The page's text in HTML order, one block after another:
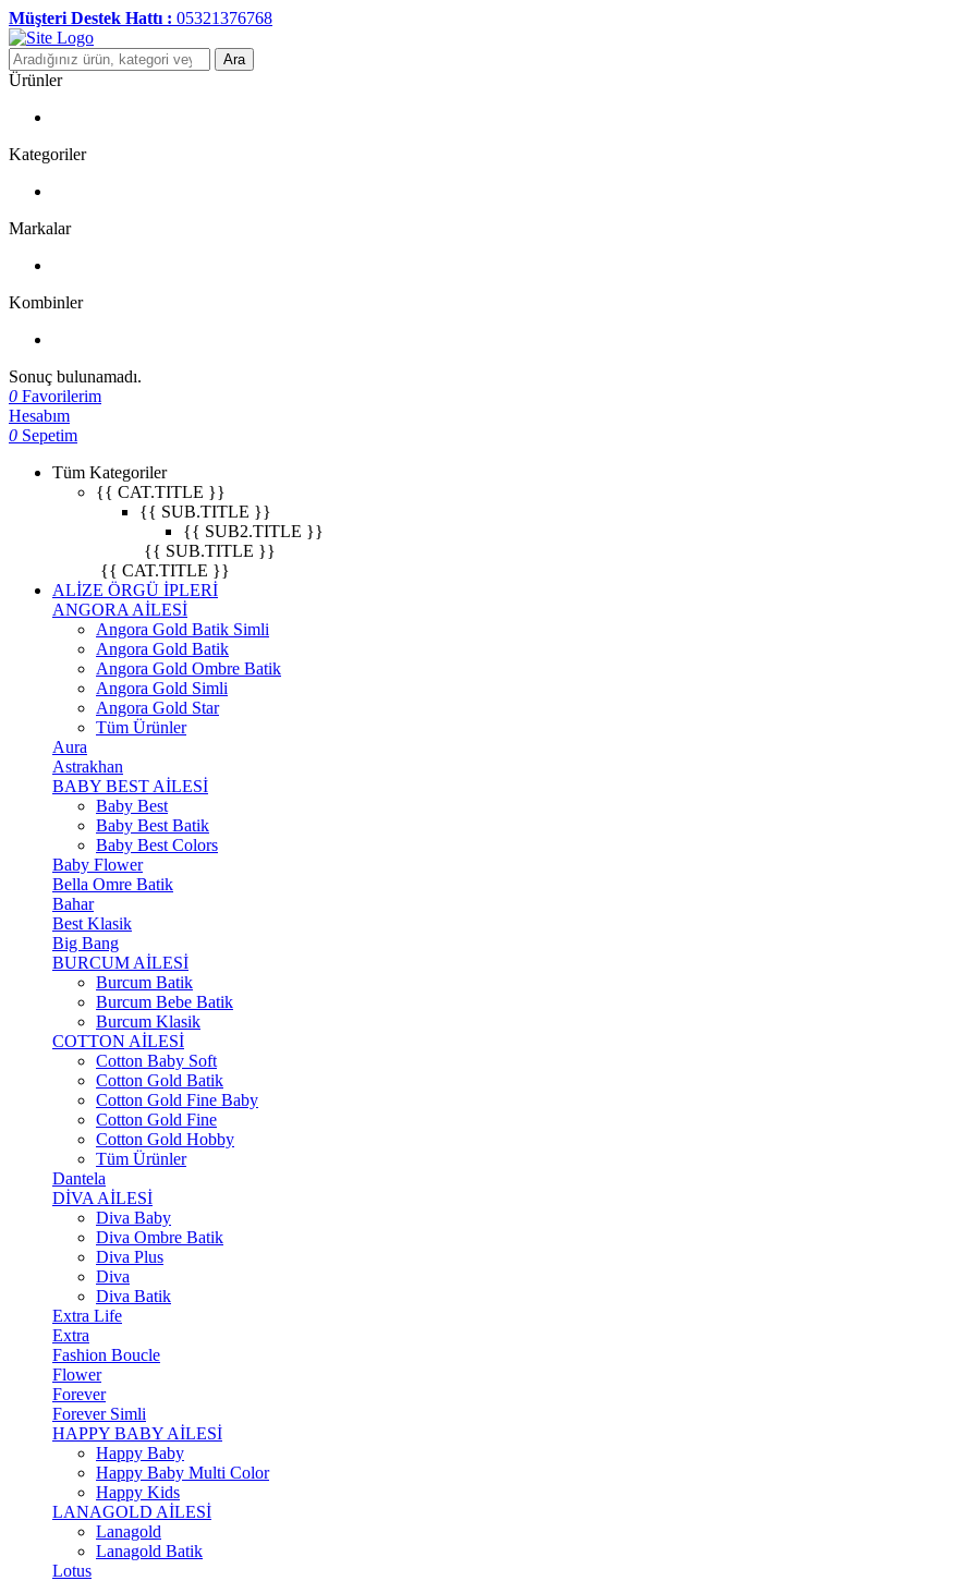
Müşteri Destek Hattı : 05321376768
Ara
Ürünler
Kategoriler
Markalar
Kombinler
Sonuç bulunamadı.
0 Favorilerim
Hesabım
0 Sepetim
Tüm Kategoriler
{{ CAT.TITLE }}
{{ SUB.TITLE }}
{{ SUB2.TITLE }}
{{ SUB.TITLE }}
{{ CAT.TITLE }}
ALİZE ÖRGÜ İPLERİ
ANGORA AİLESİ
Angora Gold Batik Simli
Angora Gold Batik
Angora Gold Ombre Batik
Angora Gold Simli
Angora Gold Star
Tüm Ürünler
Aura
Astrakhan
BABY BEST AİLESİ
Baby Best
Baby Best Batik
Baby Best Colors
Baby Flower
Bella Omre Batik
Bahar
Best Klasik
Big Bang
BURCUM AİLESİ
Burcum Batik
Burcum Bebe Batik
Burcum Klasik
COTTON AİLESİ
Cotton Baby Soft
Cotton Gold Batik
Cotton Gold Fine Baby
Cotton Gold Fine
Cotton Gold Hobby
Tüm Ürünler
Dantela
DİVA AİLESİ
Diva Baby
Diva Ombre Batik
Diva Plus
Diva
Diva Batik
Extra Life
Extra
Fashion Boucle
Flower
Forever
Forever Simli
HAPPY BABY AİLESİ
Happy Baby
Happy Baby Multi Color
Happy Kids
LANAGOLD AİLESİ
Lanagold
Lanagold Batik
Lotus